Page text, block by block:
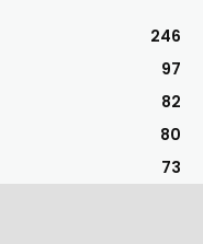
246
97
82
80
73